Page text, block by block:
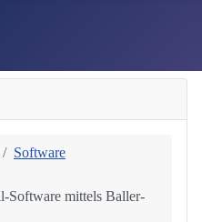
Software
Software mittels Baller-